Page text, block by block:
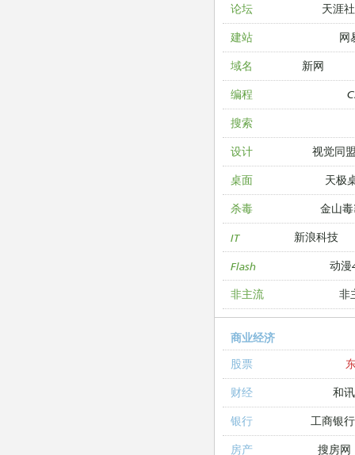
论坛 天涯
建站 网
域名 新网
编程
搜索
设计 视觉同
桌面 天极
杀毒 金山
IT 新浪科技
Flash 动漫
非主流 非
商业经济
股票
财经 和
银行 工商银行
房产 搜房网